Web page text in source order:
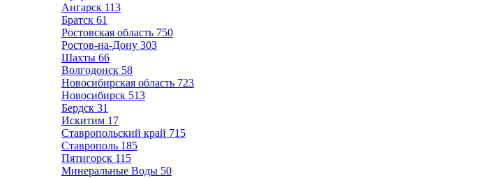
Ангарск 113
Братск 61
Ростовская область 750
Ростов-на-Дону 303
Шахты 66
Волгодонск 58
Новосибирская область 723
Новосибирск 513
Бердск 31
Искитим 17
Ставропольский край 715
Ставрополь 185
Пятигорск 115
Минеральные Воды 50